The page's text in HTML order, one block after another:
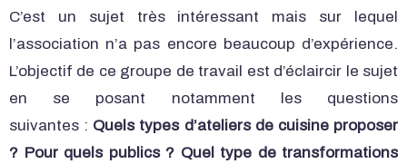
C’est un sujet très intéressant mais sur lequel
l’association n’a pas encore beaucoup d’expérience.
L’objectif de ce groupe de travail est d’éclaircir le sujet
en se posant notamment les questions
suivantes : Quels types d’ateliers de cuisine proposer
? Pour quels publics ? Quel type de transformations